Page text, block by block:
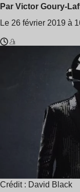
Par Victor Goury-
Le 26 février 2019 à
Crédit : David Black